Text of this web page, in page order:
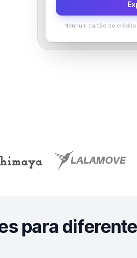
Nenhum cartão de
para